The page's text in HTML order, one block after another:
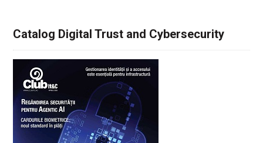
Catalog Digital Trust and Cybersecurity